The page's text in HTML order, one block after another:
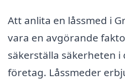
Att anlita en låssmed i
vara en avgörande
säkerställa säkerheten
företag. Låssmeder